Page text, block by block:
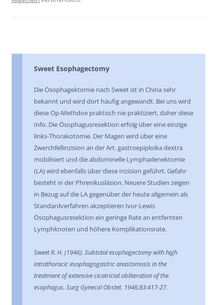
Sweet Esophagectomy
Die Ösophagektomie nach Sweet ist in China sehr
bekannt und wird dort häufig angewandt. Bei uns wird
diese Op-Methdoe praktisch nie praktiziert, daher diese
Info. Die Ösophagusresektion erfolg über eine einzige
links-Thorakotomie. Der Magen wird über eine
Zwerchfellinzision an der Art. gastroepiploika dextra
mobilisiert und die abdominelle Lymphadenektomie
(LA) wird ebenfalls über diese Inzision geführt. Gefahr
besteht in der Phrenikusläsion. Neuere Studien zeigen
in Bezug auf die LA gegenüber der heute allgemein als
Standardverfahren akzeptieren Ivor-Lewis
Ösophagusresektion ein geringe Rate an entfernten
Lymphknoten und höhere Komplikationsrate.
Sweet R. H. (1946). Subtotal esophagectomy with high
intrathoracic esophagogastric anastomosis in the
treatment of extensive cicatricial obliteration of the
esophagus. Surg Gynecol Obstet. 1946;83:417-27.